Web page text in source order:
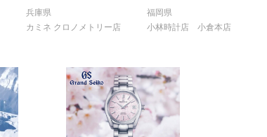
兵庫県
カミネ クロノメトリー店
福岡県
小林時計店 小倉本店